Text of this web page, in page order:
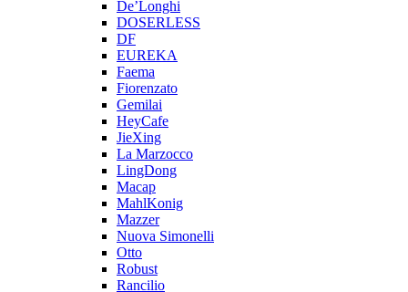
De’Longhi
DOSERLESS
DF
EUREKA
Faema
Fiorenzato
Gemilai
HeyCafe
JieXing
La Marzocco
LingDong
Macap
MahlKonig
Mazzer
Nuova Simonelli
Otto
Robust
Rancilio